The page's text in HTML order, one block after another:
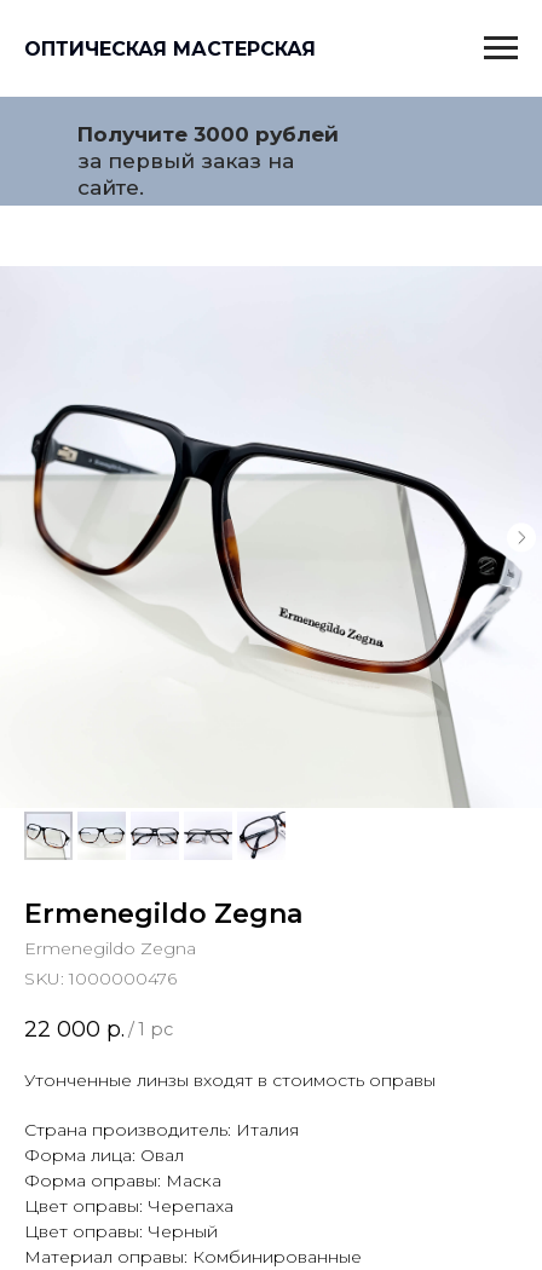
ОПТИЧЕСКАЯ МАСТЕРСКАЯ
Получите 3000 рублей
за первый заказ на
сайте.
Ermenegildo Zegna
Ermenegildo Zegna
SKU: 1000000476
22 000 р. /1 pc
Утонченные линзы входят в стоимость оправы
Страна производитель: Италия
Форма лица: Овал
Форма оправы: Маска
Цвет оправы: Черепаха
Цвет оправы: Черный
Материал оправы: Комбинированные